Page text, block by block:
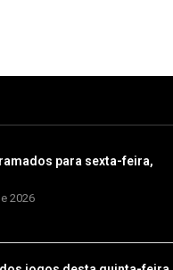
para sexta-feira,
2026